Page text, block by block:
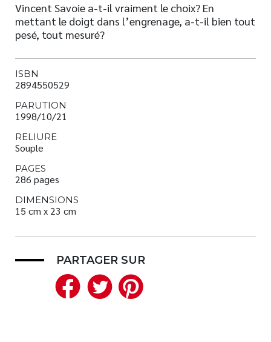
Vincent Savoie a-t-il vraiment le choix? En
mettant le doigt dans l’engrenage, a-t-il bien tout
pesé, tout mesuré?
ISBN
2894550529
PARUTION
1998/10/21
RELIURE
Souple
PAGES
286 pages
DIMENSIONS
15 cm x 23 cm
PARTAGER SUR
Facebook
Twitter